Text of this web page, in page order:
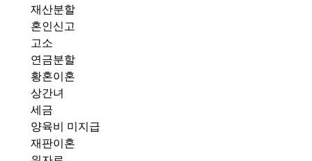
재산분할
혼인신고
고소
연금분할
황혼이혼
상간녀
세금
양육비 미지급
재판이혼